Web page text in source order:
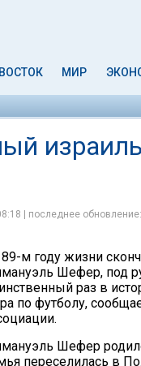
МИР
| последнее
м году жизни
Шефер, под
раз в
по футболу,
Шефер
переселилась в